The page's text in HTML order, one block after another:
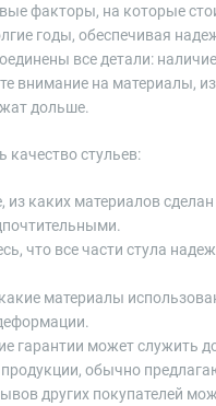
факторы, на которые
годы, обеспечивая
все детали:
внимание на материалы,
дольше.
качество стульев:
из каких материалов
что все части стула
материалы
гарантии может служить
обычно
других покупателей